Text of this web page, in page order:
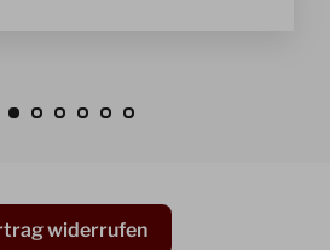
widerrufen